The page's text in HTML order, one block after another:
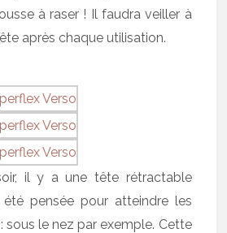
à raser ! Il faudra veiller à
après chaque utilisation.
il y a une tête rétractable
pensée pour atteindre les
sous le nez par exemple. Cette